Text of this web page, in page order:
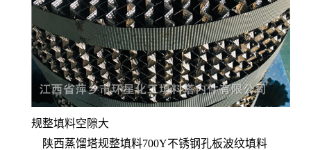
规整填料空隙大
陕西蒸馏塔规整填料700Y不锈钢孔板波纹填料